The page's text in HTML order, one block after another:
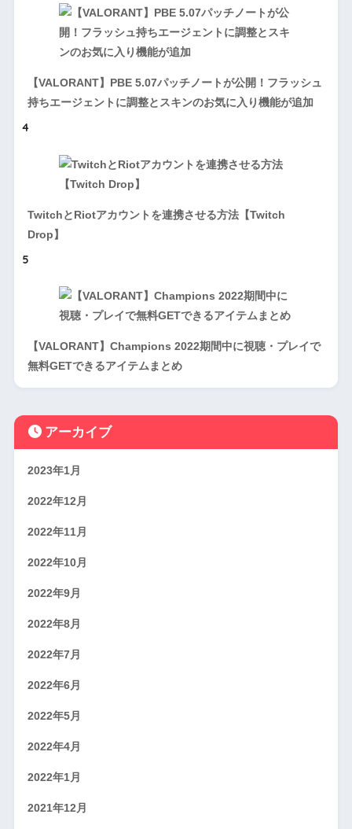
【VALORANT】PBE 5.07パッチノートが公開！フラッシュ
持ちエージェントに調整とスキンのお気に入り機能が追加
4
TwitchとRiotアカウントを連携させる方法【Twitch
Drop】
5
【VALORANT】Champions 2022期間中に視聴・プレイで
無料GETできるアイテムまとめ
アーカイブ
2023年1月
2022年12月
2022年11月
2022年10月
2022年9月
2022年8月
2022年7月
2022年6月
2022年5月
2022年4月
2022年1月
2021年12月